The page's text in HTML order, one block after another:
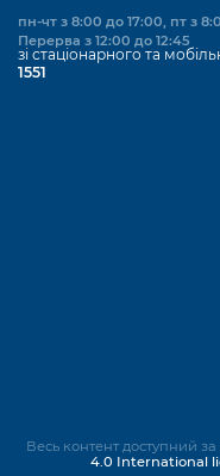
пн-чт з 8:00 до 17:00, пт з
Перерва з 12:00 до 12:45
зі стаціонарного та
1551
Весь контент доступний за
4.0 International